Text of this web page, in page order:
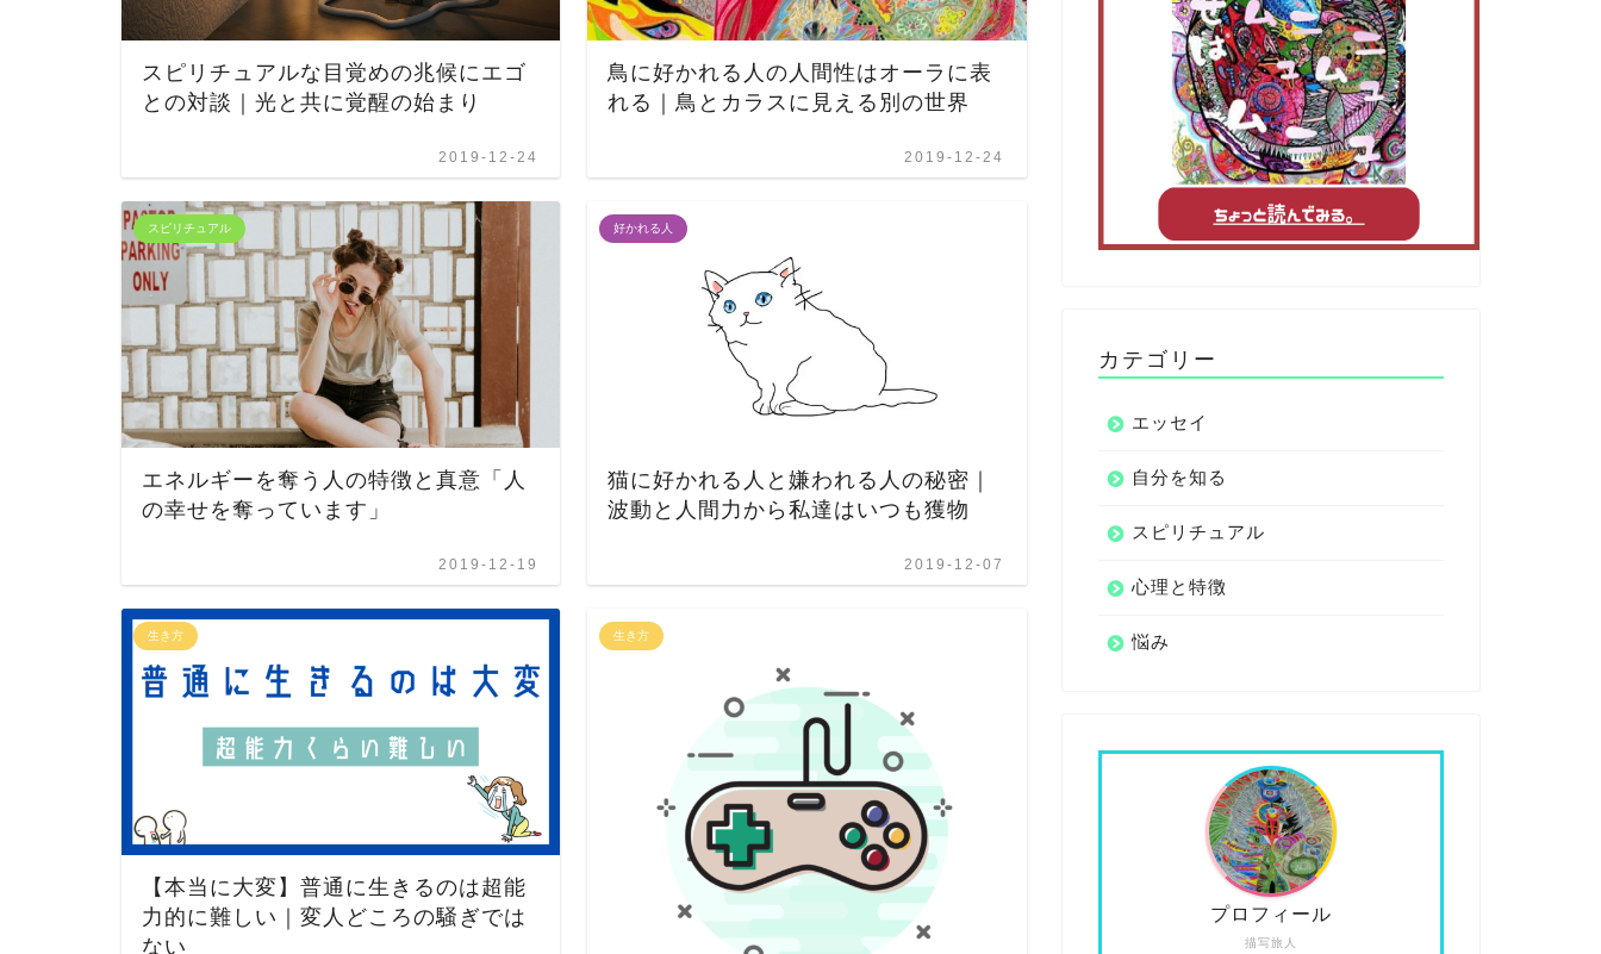
スピリチュアルな目覚めの兆候にエゴ
との対談｜光と共に覚醒の始まり
2019-12-24
鳥に好かれる人の人間性はオーラに表
れる｜鳥とカラスに見える別の世界
2019-12-24
スピリチュアル
エネルギーを奪う人の特徴と真意「人
の幸せを奪っています」
2019-12-19
好かれる人
猫に好かれる人と嫌われる人の秘密｜
波動と人間力から私達はいつも獲物
2019-12-07
生き方
【本当に大変】普通に生きるのは超能
力的に難しい｜変人どころの騒ぎでは
ない
生き方
カテゴリー
エッセイ
自分を知る
スピリチュアル
心理と特徴
悩み
描写旅人
プロフィール